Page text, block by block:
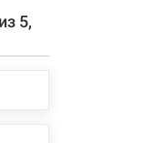
из 5,